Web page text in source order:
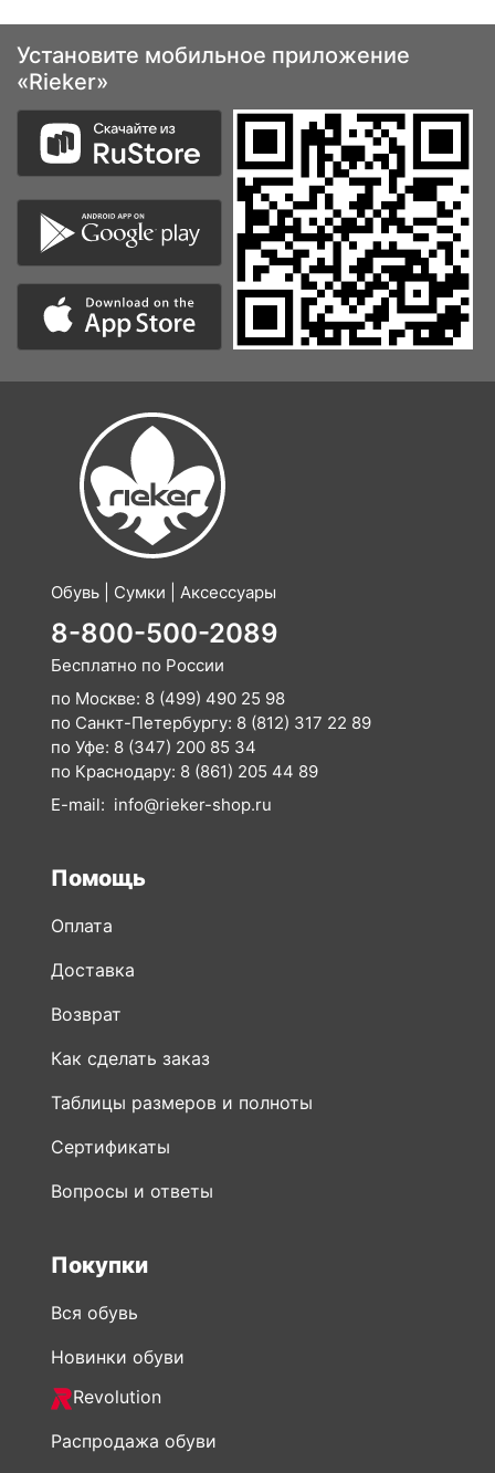
Установите мобильное приложение
«Rieker»
Обувь | Сумки | Аксессуары
8-800-500-2089
Бесплатно по России
по Москве: 8 (499) 490 25 98
по Санкт-Петербургу: 8 (812) 317 22 89
по Уфе: 8 (347) 200 85 34
по Краснодару: 8 (861) 205 44 89
E-mail: info@rieker-shop.ru
Помощь
Оплата
Доставка
Возврат
Как сделать заказ
Таблицы размеров и полноты
Сертификаты
Вопросы и ответы
Покупки
Вся обувь
Новинки обуви
Revolution
Распродажа обуви